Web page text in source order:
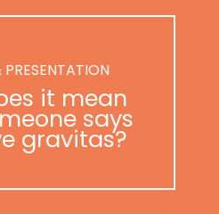
it mean
says
gravitas?